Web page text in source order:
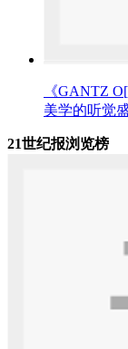
《GANTZ
美学的听觉
21世纪报浏览榜